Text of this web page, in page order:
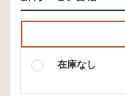
在庫なし